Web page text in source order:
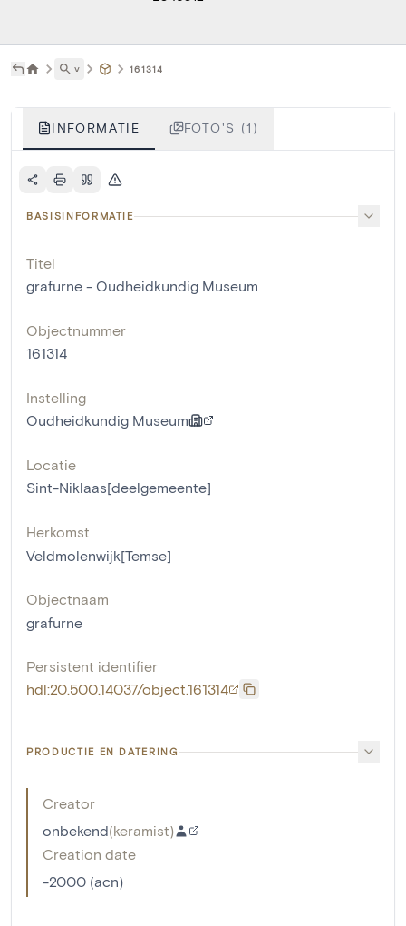
˅ 161314
INFORMATIE FOTO'S (1)
BASISINFORMATIE
Titel
grafurne - Oudheidkundig Museum
Objectnummer
161314
Instelling
Oudheidkundig Museum
Locatie
Sint-Niklaas[deelgemeente]
Herkomst
Veldmolenwijk[Temse]
Objectnaam
grafurne
Persistent identifier
hdl:20.500.14037/object.161314
PRODUCTIE EN DATERING
Creator
onbekend(keramist)
Creation date
-2000 (acn)